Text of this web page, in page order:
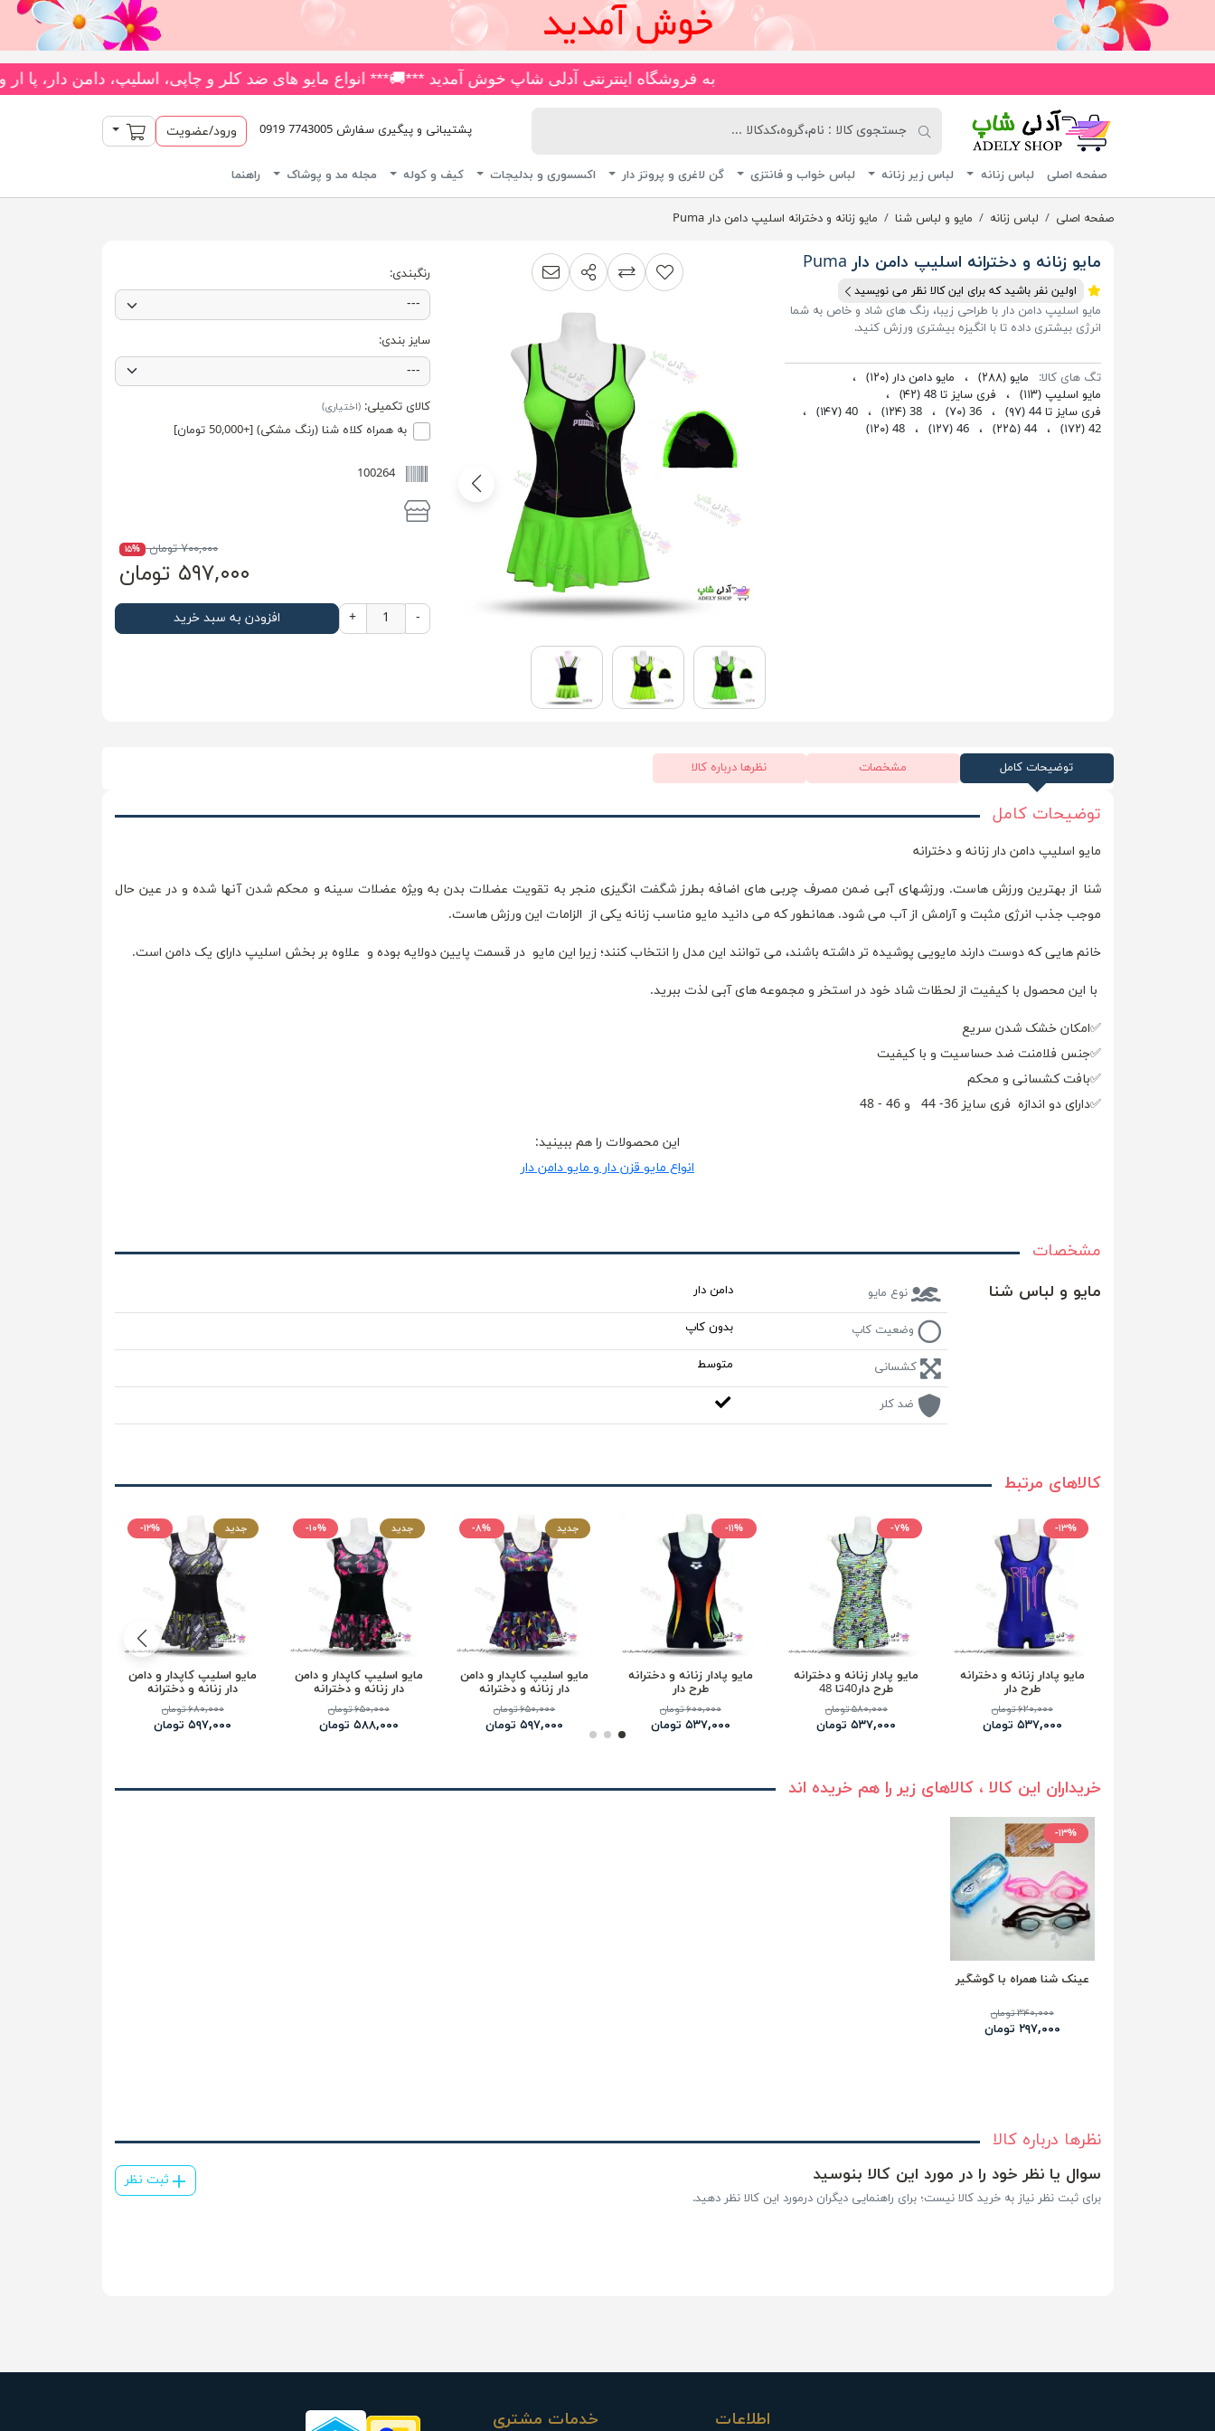
به فروشگاه اینترنتی آدلی شاپ خوش آمدید ***🚚*** انواع مایو های ضد کلر و چاپی، اسلیپ، دامن دار، پا ار و یکسره با بیش از 180 مدل متنوع *** جدیدترین و بیشترین تنوع بادی‌های یکسره فانتزی را از فروشگاه ما بخواهید! 👗 متنوع‌ترین کلکسیون
پشتیبانی و پیگیری سفارش 7743005 0919
ورود/عضویت سبد خرید
صفحه اصلی لباس زنانه لباس زیر زنانه لباس خواب و فانتزی گن لاغری و پروتز دار اکسسوری و بدلیجات کیف و کوله مجله مد و پوشاک راهنما
صفحه اصلی لباس زنانه مایو و لباس شنا مایو زنانه و دخترانه اسلیپ دامن دار Puma
افزودن به لیست مقایسه
اشتراک گذاریپیشنهاد به دوست مایو زنانه و دخترانه اسلیپ دامن دار Puma
اولین نفر باشید که برای این کالا نظر می نویسید
مایو اسلیپ دامن دار با طراحی زیبا، رنگ های شاد و خاص به شما
انرژی بیشتری داده تا با انگیزه بیشتری ورزش کنید.
تگ های کالا: مایو(۲۸۸) ، مایو دامن دار(۱۲۰)
،
مایو اسلیپ(۱۱۳) ، فری سایز تا 48 (۴۲)
،
فری سایز تا 44
(۹۷) ، 36 (۷۰) ، 38 (۱۲۴) ، 40 (۱۴۷)
،
42 (۱۷۲) ، 44 (۲۲۵) ، 46 (۱۲۷) ، 48 (۱۲۰)
رنگبندی:
سایز بندی:
کالای تکمیلی: (اختیاری)
به همراه کلاه شنا (رنگ مشکی) [+50,000 تومان]
100264
۷۰۰,۰۰۰ تومان ۱۵%
۵۹۷,۰۰۰ تومان
-
+ افزودن به سبد خرید
توضیحات کامل مشخصات نظرها درباره کالا
توضیحات کامل
مایو اسلیپ دامن دار زنانه و دخترانه
شنا از بهترین ورزش هاست. ورزشهای آبی ضمن مصرف چربی های اضافه بطرز شگفت انگیزی منجر به تقویت عضلات بدن به ویژه عضلات سینه و محکم شدن آنها شده و در عین حال
موجب جذب انرژی مثبت و آرامش از آب می شود. همانطور که می دانید مایو مناسب زنانه یکی از الزامات این ورزش هاست.
خانم هایی که دوست دارند مایویی پوشیده تر داشته باشند، می توانند این مدل را انتخاب کنند؛ زیرا این مایو در قسمت پایین دولایه بوده و علاوه بر بخش اسلیپ دارای یک دامن است.
با این محصول با کیفیت از لحظات شاد خود در استخر و مجموعه های آبی لذت ببرید.
✅امکان خشک شدن سریع
✅جنس فلامنت ضد حساسیت و با کیفیت
✅بافت کشسانی و محکم
✅دارای دو اندازه فری سایز 36- 44 و 46 - 48
این محصولات را هم ببینید:
انواع مایو قزن دار و مایو دامن دار
مشخصات
مایو و لباس شنا
نوع مایو دامن دار
وضعیت کاپ بدون کاپ
کشسانی متوسط
ضد کلر
کالاهای مرتبط
-۱۳%
مایو پادار زنانه و دخترانه
طرح دار
۶۲۰,۰۰۰ تومان
۵۳۷,۰۰۰ تومان
-۷%
مایو پادار زنانه و دخترانه
طرح دار40تا 48
۵۸۰,۰۰۰ تومان
۵۳۷,۰۰۰ تومان
-۱۱%
مایو پادار زنانه و دخترانه
طرح دار
۶۰۰,۰۰۰ تومان
۵۳۷,۰۰۰ تومان
جدید -۸%
مایو اسلیپ کاپدار و دامن
دار زنانه و دخترانه
۶۵۰,۰۰۰ تومان
۵۹۷,۰۰۰ تومان
جدید -۱۰%
مایو اسلیپ کاپدار و دامن
دار زنانه و دخترانه
۶۵۰,۰۰۰ تومان
۵۸۸,۰۰۰ تومان
جدید -۱۲%
مایو اسلیپ کاپدار و دامن
دار زنانه و دخترانه
۶۸۰,۰۰۰ تومان
۵۹۷,۰۰۰ تومان
خریداران این کالا ، کالاهای زیر را هم خریده اند
-۱۳%
عینک شنا همراه با گوشگیر
۳۴۰,۰۰۰ تومان
۲۹۷,۰۰۰ تومان
نظرها درباره کالا
سوال یا نظر خود را در مورد این کالا بنوسید
برای ثبت نظر نیاز به خرید کالا نیست؛ برای راهنمایی دیگران درمورد این کالا نظر دهید.
ثبت نظر
اطلاعات خدمات مشتری